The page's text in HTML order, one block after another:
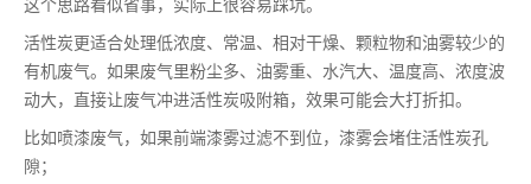
这个思路看似省事，实际上很容易踩坑。
活性炭更适合处理低浓度、常温、相对干燥、颗粒物和油雾较少的
有机废气。如果废气里粉尘多、油雾重、水汽大、温度高、浓度波
动大，直接让废气冲进活性炭吸附箱，效果可能会大打折扣。
比如喷漆废气，如果前端漆雾过滤不到位，漆雾会堵住活性炭孔
隙；